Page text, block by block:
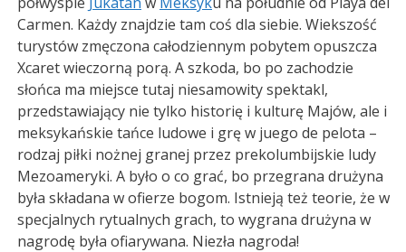
Carmen. Każdy znajdzie tam coś dla siebie. Wiekszość
turystów zmęczona całodziennym pobytem opuszcza
Xcaret wieczorną porą. A szkoda, bo po zachodzie
słońca ma miejsce tutaj niesamowity spektakl,
przedstawiający nie tylko historię i kulturę Majów, ale i
meksykańskie tańce ludowe i grę w juego de pelota –
rodzaj piłki nożnej granej przez prekolumbijskie ludy
Mezoameryki. A było o co grać, bo przegrana drużyna
była składana w ofierze bogom. Istnieją też teorie, że w
specjalnych rytualnych grach, to wygrana drużyna w
nagrodę była ofiarywana. Niezła nagroda!